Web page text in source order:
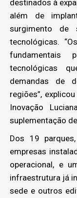
destinados à
além de
surgimento de
tecnológicas.
tecnológicas
demandas de
regiões”,
Inovação
suplementação
Dos 19
empresas
operacional, e
infraestrutura já
sede e outros